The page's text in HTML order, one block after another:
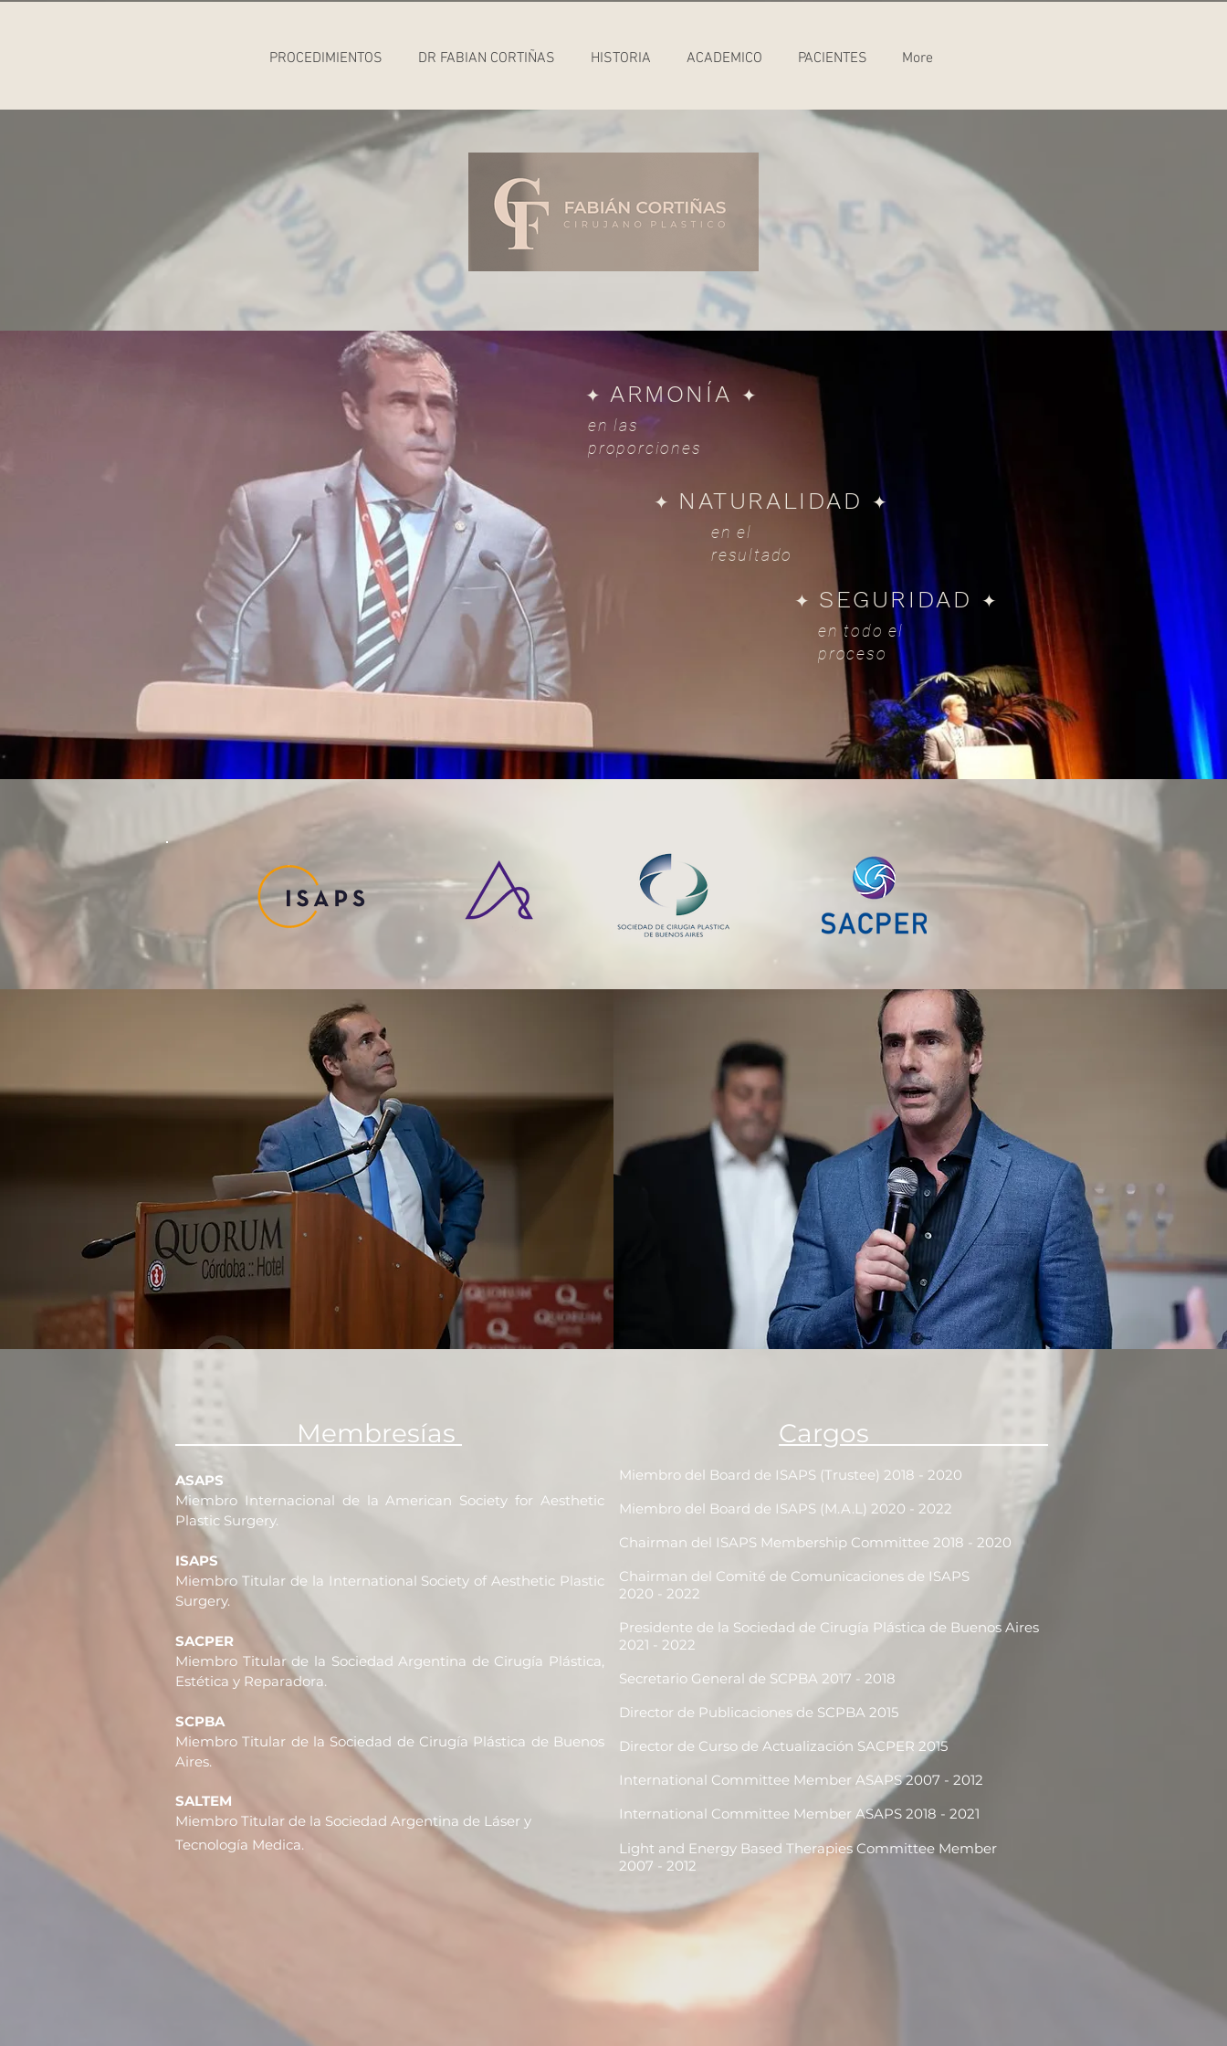
PROCEDIMIENTOS DR FABIAN CORTIÑAS HISTORIA ACADEMICO PACIENTES More
✦ ARMONÍA ✦
en las
proporciones
✦ NATURALIDAD ✦
en el
resultado
✦ SEGURIDAD ✦
en todo el
proceso
Membresías ​
ASAPS
Miembro Internacional de la American Society for Aesthetic
Plastic Surgery.
ISAPS
Miembro Titular de la International Society of Aesthetic Plastic
Surgery.
SACPER
Miembro Titular de la Sociedad Argentina de Cirugía Plástica,
Estética y Reparadora.
SCPBA
Miembro Titular de la Sociedad de Cirugía Plástica de Buenos
Aires.
SALTEM
Miembro Titular de la Sociedad Argentina de Láser y
Tecnología Medica.
Cargos
Miembro del Board de ISAPS (Trustee) 2018 - 2020
Miembro del Board de ISAPS (M.A.L) 2020 - 2022
Chairman del ISAPS Membership Committee 2018 - 2020
Chairman del Comité de Comunicaciones de ISAPS
2020 - 2022
Presidente de la Sociedad de Cirugía Plástica de Buenos Aires
2021 - 2022
Secretario General de SCPBA 2017 - 2018
Director de Publicaciones de SCPBA 2015
Director de Curso de Actualización SACPER 2015
International Committee Member ASAPS 2007 - 2012 ​
International Committee Member ASAPS 2018 - 2021
Light and Energy Based Therapies Committee Member
2007 - 2012